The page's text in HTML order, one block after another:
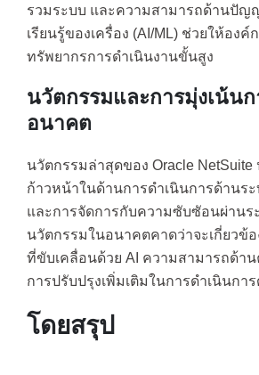
รวมระบบ และความสามารถด้านปัญ
เรียนรู้ของเครื่อง (AI/ML) ช่วยให้อง
ทรัพยากรการดำเนินงานขั้นสูง
นวัตกรรมและการมุ่งเน้น
อนาคต
นวัตกรรมล่าสุดของ Oracle NetSuite
ก้าวหน้าในด้านการดำเนินการด้านร
และการจัดการกับความซับซัอนผ่านร
นวัตกรรมในอนาคตคาดว่าจะเกี่ยวข้อ
ที่ขับเคลื่อนด้วย AI ความสามารถด้าน
การปรับปรุงเพิ่มเติมในการดำเนินกา
โดยสรุป